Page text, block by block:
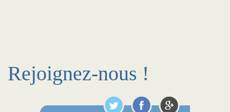
Rejoignez-nous !